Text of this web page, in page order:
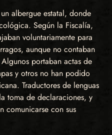
albergue estatal, donde
Según la Fiscalía,
voluntariamente para
aunque no contaban
portaban actas de
y otros no han podido
Traductores de lenguas
toma de declaraciones, y
comunicarse con sus